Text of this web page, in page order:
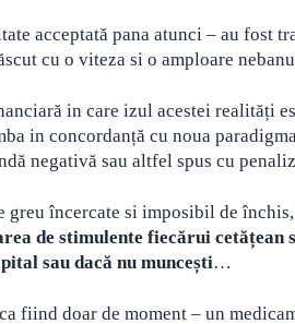
acceptată pana atunci – au fost
cu o viteza si o amploare
in care izul acestei realități
in concordanță cu noua
negativă sau altfel spus cu
greu încercate si imposibil de
de stimulente fiecărui cetățean
sau dacă nu muncești…
fiind doar de moment – un